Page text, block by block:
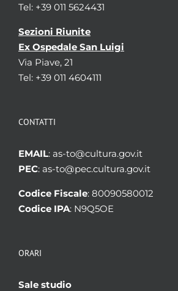
Tel: +39 011 5624431
Sezioni Riunite
Ex Ospedale San Luigi
Via Piave, 21
Tel: +39 011 4604111
CONTATTI
EMAIL: as-to@cultura.gov.it
PEC: as-to@pec.cultura.gov.it
Codice Fiscale: 80090580012
Codice IPA: N9Q5OE
ORARI
Sale studio